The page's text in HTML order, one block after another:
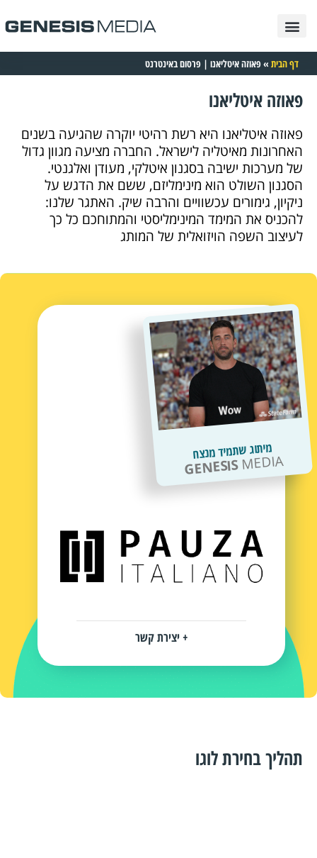
דף הבית »פאוזה איטליאנו | פרסום באינטרנט
פאוזה איטליאנו
פאוזה איטליאנו היא רשת רהיטי יוקרה שהגיעה בשנים
האחרונות מאיטליה לישראל. החברה מציעה מגוון גדול
של מערכות ישיבה בסגנון איטלקי, מעודן ואלגנטי.
הסגנון השולט הוא מינימליזם, ששם את הדגש על
ניקיון, גימורים עכשוויים והרבה שיק. האתגר שלנו:
להכניס את המימד המינימליסטי והמתוחכם כל כך
לעיצוב השפה הויזואלית של המותג
מיתוג שתמיד מנצח
GENESISMEDIA
+ יצירת קשר
תהליך בחירת לוגו